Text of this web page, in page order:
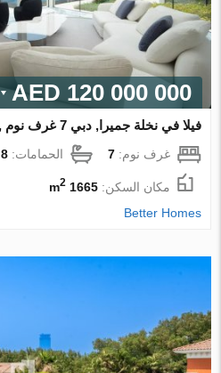
120 000 000 AED
فيلا في نخلة جميرا, دبي 7 غرف نوم , 1665 م² رقم 56944
غرف نوم:7 الحمامات:8
مكان السكن:1665 m
2
Better Homes